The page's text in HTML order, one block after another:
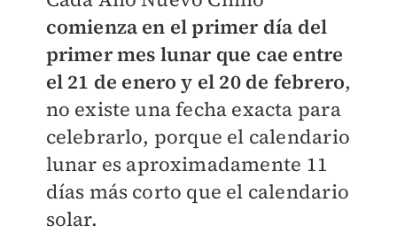
comienza en el primer día del
primer mes lunar que cae entre
el 21 de enero y el 20 de febrero,
no existe una fecha exacta para
celebrarlo, porque el calendario
lunar es aproximadamente 11
días más corto que el calendario
solar.